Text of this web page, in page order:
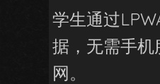
学生通过
据，无需手机
网。